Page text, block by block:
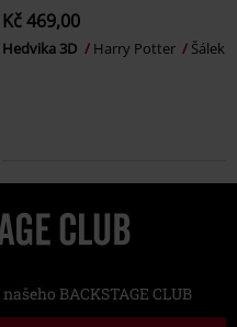
Kč 469,00
Hedvika 3D Harry Potter Šálek
BACKSTAGE CLUB